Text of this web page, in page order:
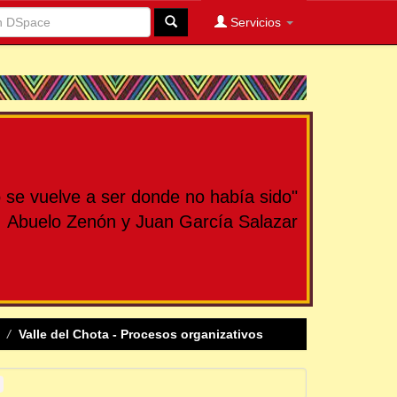
Servicios
vuelve a ser donde no había sido"
Abuelo Zenón y Juan García Salazar
Valle del Chota - Procesos organizativos